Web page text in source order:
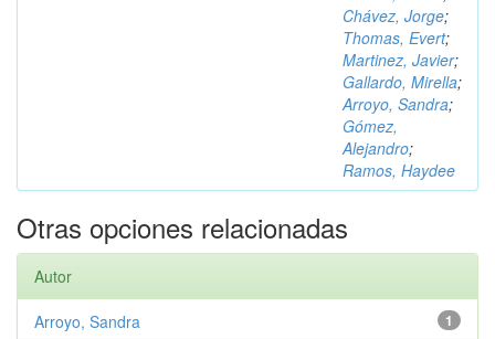
Chávez, Jorge;
Thomas, Evert;
Martinez, Javier;
Gallardo, Mirella;
Arroyo, Sandra;
Gómez,
Alejandro;
Ramos, Haydee
Otras opciones relacionadas
Autor
1
Arroyo, Sandra